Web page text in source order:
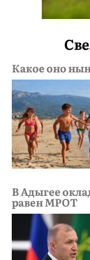
Какое оно
В Адыгее
равен МРОТ